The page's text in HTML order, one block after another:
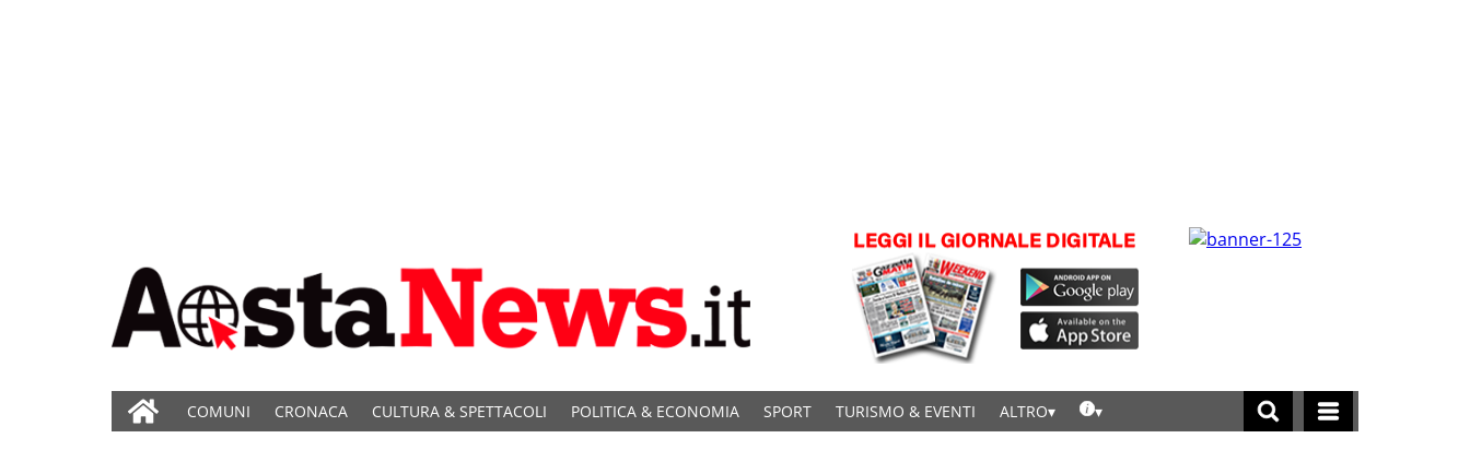
COMUNI CRONACA CULTURA & SPETTACOLI POLITICA & ECONOMIA SPORT TURISMO & EVENTI ALTRO